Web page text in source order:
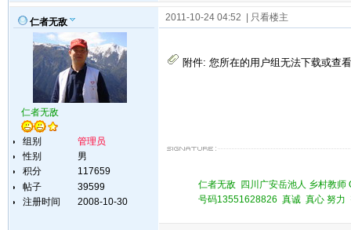
仁者无敌
仁者无敌
组别
管理员
性别
男
积分
117659
帖子
39599
注册时间
2008-10-30
2011-10-24 04:52 | 只看楼主
附件: 您所在的用户组无法下载或查
仁者无敌 四川广安岳池人 乡村教
号码13551628826 真诚 真心 努